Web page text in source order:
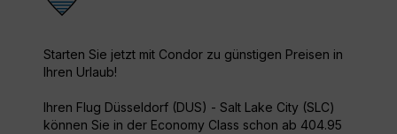
Starten Sie jetzt mit Condor zu günstigen Preisen in
Ihren Urlaub!
Ihren Flug Düsseldorf (DUS) - Salt Lake City (SLC)
können Sie in der Economy Class schon ab 404.95